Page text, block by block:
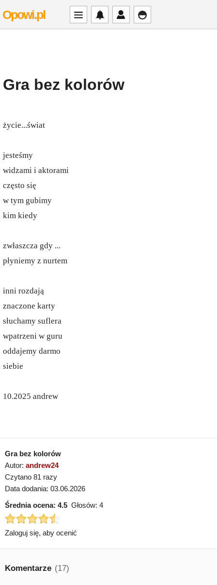
Opowi.pl
Gra bez kolorów
życie...świat
jesteśmy
widzami i aktorami
często się
w tym gubimy
kim kiedy
zwłaszcza gdy ...
płyniemy z nurtem
inni rozdają
znaczone karty
słuchamy suflera
wpatrzeni w guru
oddajemy darmo
siebie
10.2025 andrew
Gra bez kolorów
Autor: andrew24
Czytano 81 razy
Data dodania: 03.06.2026
Średnia ocena: 4.5 Głosów: 4
Zaloguj się, aby ocenić
Komentarze (17)